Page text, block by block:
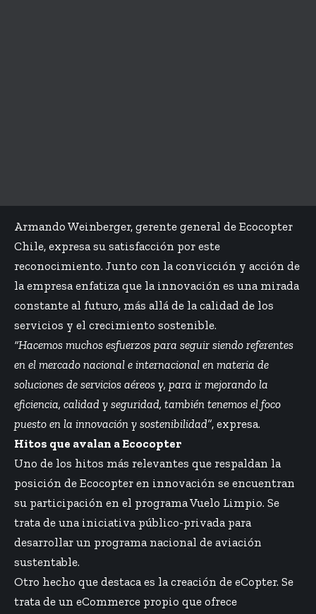
Armando Weinberger, gerente general de Ecocopter
Chile, expresa su satisfacción por este
reconocimiento. Junto con la convicción y acción de
la empresa enfatiza que la innovación es una mirada
constante al futuro, más allá de la calidad de los
servicios y el crecimiento sostenible.
“Hacemos muchos esfuerzos para seguir siendo referentes
en el mercado nacional e internacional en materia de
soluciones de servicios aéreos y, para ir mejorando la
eficiencia, calidad y seguridad, también tenemos el foco
puesto en la innovación y sostenibilidad”, expresa.
Hitos que avalan a Ecocopter
Uno de los hitos más relevantes que respaldan la
posición de Ecocopter en innovación se encuentran
su participación en el programa Vuelo Limpio. Se
trata de una iniciativa público-privada para
desarrollar un programa nacional de aviación
sustentable.
Otro hecho que destaca es la creación de eCopter. Se
trata de un eCommerce propio que ofrece